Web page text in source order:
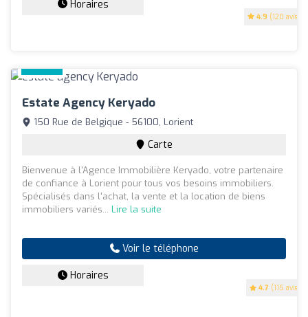
4.9 (120 avis)
Horaires
Estate Agency Keryado
4.7 (115 avis)
150 Rue de Belgique - 56100, Lorient
Carte
Bienvenue à l'Agence Immobilière Keryado, votre partenaire
de confiance à Lorient pour tous vos besoins immobiliers.
Spécialisés dans l'achat, la vente et la location de biens
immobiliers variés... Lire la suite
Voir le téléphone
Horaires